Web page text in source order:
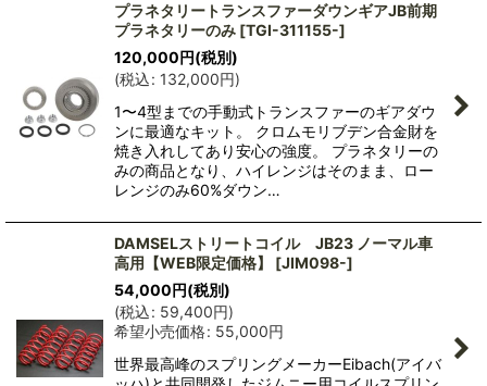
プラネタリートランスファーダウンギアJB前期
プラネタリーのみ [TGI-311155-]
120,000円(税別)
(税込: 132,000円)
1〜4型までの手動式トランスファーのギアダウ
ンに最適なキット。 クロムモリブデン合金財を
焼き入れしてあり安心の強度。 プラネタリーの
みの商品となり、ハイレンジはそのまま、ロー
レンジのみ60%ダウン…
DAMSELストリートコイル JB23 ノーマル車
高用【WEB限定価格】
[JIM098-]
54,000円(税別)
(税込: 59,400円)
希望小売価格: 55,000円
世界最高峰のスプリングメーカーEibach(アイバ